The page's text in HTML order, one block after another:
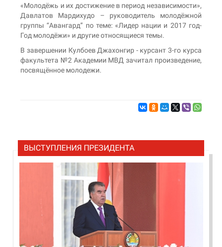
«Молодёжь и их достижение в период независимости»,
Давлатов Мардихудо – руководитель молодёжной
группы “Авангард” по теме: «Лидер нации и 2017 год-
Год молодёжи» и другие относящиеся темы.
В завершении Кулбоев Джахонгир - курсант 3-го курса
факультета №2 Академии МВД зачитал произведение,
посвящённое молодежи.
ВЫСТУПЛЕНИЯ ПРЕЗИДЕНТА